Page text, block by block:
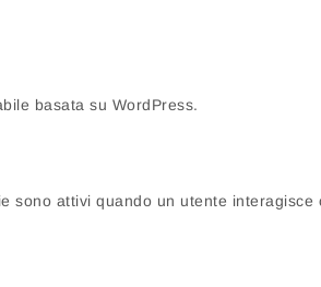
basata su WordPress.
attivi quando un utente